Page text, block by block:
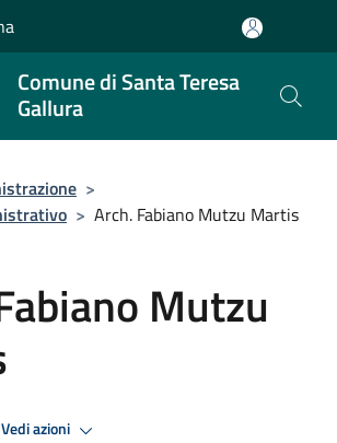
Comune di Santa Teresa
Gallura
>
> Arch. Fabiano Mutzu Martis
Mutzu
Vedi azioni